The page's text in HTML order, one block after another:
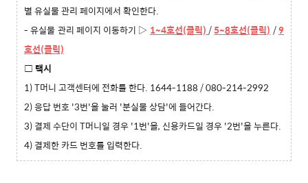
별 유실물 관리 페이지에서 확인한다.
- 유실물 관리 페이지 이동하기 ▷ 1~4호선(클릭) /5~8호선(클릭) /9
호선(클릭)
□ 택시
1) T머니 고객센터에 전화를 한다. 1644-1188 / 080-214-2992
2) 응답 번호 '3번'을 눌러 '분실물 상담'에 들어간다.
3) 결제 수단이 T머니일 경우 '1번'을, 신용카드일 경우 '2번'을 누른다.
4) 결제한 카드 번호를 입력한다.